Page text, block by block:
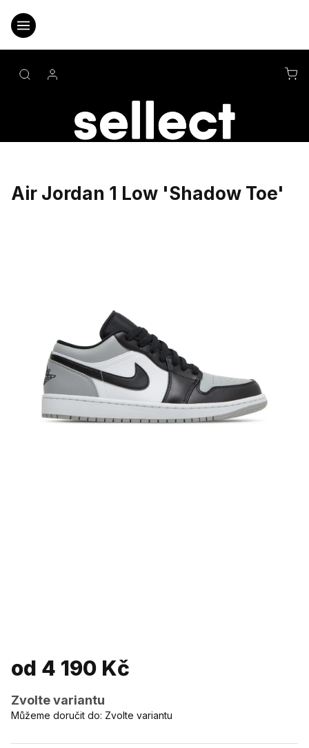
obsah
Air Jordan 1 Low 'Shadow Toe'
od 4 190 Kč
Zvolte variantu
Můžeme doručit do: Zvolte variantu